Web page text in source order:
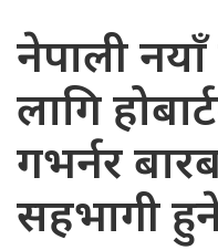
नेपाली
लागि
गभर्नर
सहभागी